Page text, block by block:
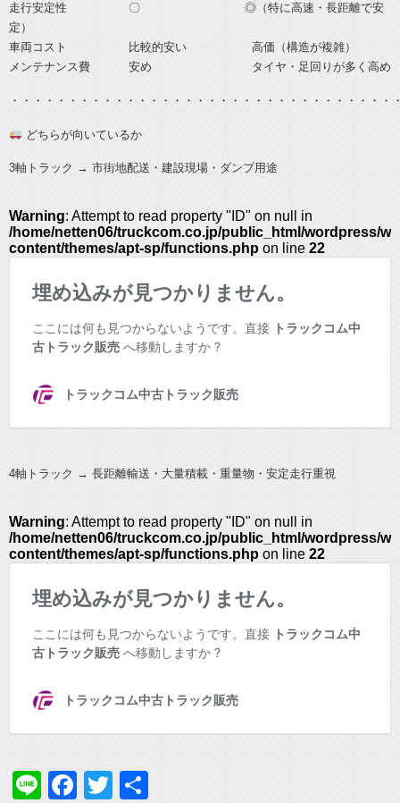
走行安定性 〇 ◎（特に高速・長距離で安
定）
車両コスト 比較的安い 高価（構造が複雑）
メンテナンス費 安め タイヤ・足回りが多く高め
・・・・・・・・・・・・・・・・・・・・・・・・・・・・・・・・
どちらが向いているか
3軸トラック → 市街地配送・建設現場・ダンプ用途
4軸トラック → 長距離輸送・大量積載・重量物・安定走行重視
LineFacebook
Twitter